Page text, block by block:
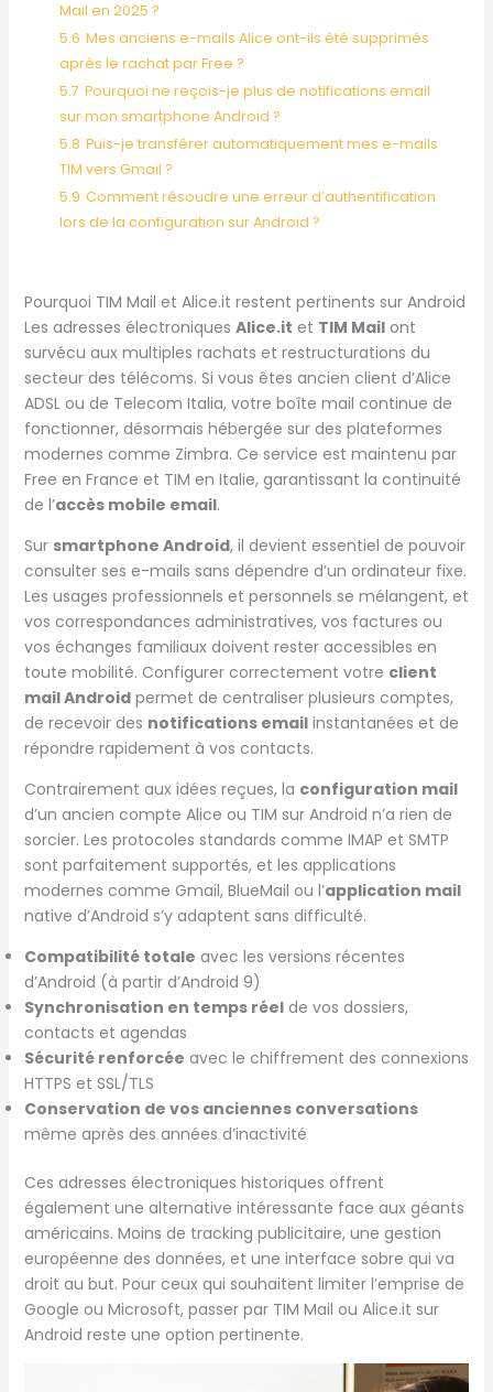
Mail en 2025 ?
5.6 Mes anciens e-mails Alice ont-ils été supprimés
après le rachat par Free ?
5.7 Pourquoi ne reçois-je plus de notifications email
sur mon smartphone Android ?
5.8 Puis-je transférer automatiquement mes e-mails
TIM vers Gmail ?
5.9 Comment résoudre une erreur d’authentification
lors de la configuration sur Android ?
Pourquoi TIM Mail et Alice.it restent pertinents sur Android
Les adresses électroniques Alice.it et TIM Mailont
survécu aux multiples rachats et restructurations du
secteur des télécoms. Si vous êtes ancien client d’Alice
ADSL ou de Telecom Italia, votre boîte mail continue de
fonctionner, désormais hébergée sur des plateformes
modernes comme Zimbra. Ce service est maintenu par
Free en France et TIM en Italie, garantissant la continuité
de l’accès mobile email.
Sur smartphone Android, il devient essentiel de pouvoir
consulter ses e-mails sans dépendre d’un ordinateur fixe.
Les usages professionnels et personnels se mélangent, et
vos correspondances administratives, vos factures ou
vos échanges familiaux doivent rester accessibles en
toute mobilité. Configurer correctement votre client
mail Androidpermet de centraliser plusieurs comptes,
de recevoir des notifications emailinstantanées et de
répondre rapidement à vos contacts.
Contrairement aux idées reçues, la configuration mail
d’un ancien compte Alice ou TIM sur Android n’a rien de
sorcier. Les protocoles standards comme IMAP et SMTP
sont parfaitement supportés, et les applications
modernes comme Gmail, BlueMail ou l’application mail
native d’Android s’y adaptent sans difficulté.
Compatibilité totale avec les versions récentes
d’Android (à partir d’Android 9)
Synchronisation en temps réelde vos dossiers,
contacts et agendas
Sécurité renforcée avec le chiffrement des connexions
HTTPS et SSL/TLS
Conservation de vos anciennes conversations
même après des années d’inactivité
Ces adresses électroniques historiques offrent
également une alternative intéressante face aux géants
américains. Moins de tracking publicitaire, une gestion
européenne des données, et une interface sobre qui va
droit au but. Pour ceux qui souhaitent limiter l’emprise de
Google ou Microsoft, passer par TIM Mail ou Alice.it sur
Android reste une option pertinente.